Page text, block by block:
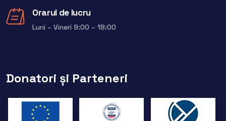
Orarul de lucru
Luni – Vineri 9:00 – 18:00
Donatori și Parteneri